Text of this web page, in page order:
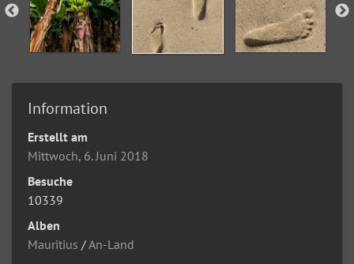
Information
Erstellt am
Mittwoch, 6. Juni 2018
Besuche
10339
Alben
Mauritius /An-Land